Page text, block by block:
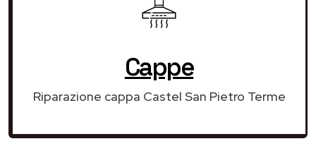
Cappe
Riparazione cappa Castel San Pietro Terme